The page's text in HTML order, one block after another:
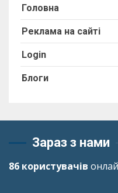
Головна
Реклама на сайті
Login
Блоги
Зараз з нами
86 користувачів